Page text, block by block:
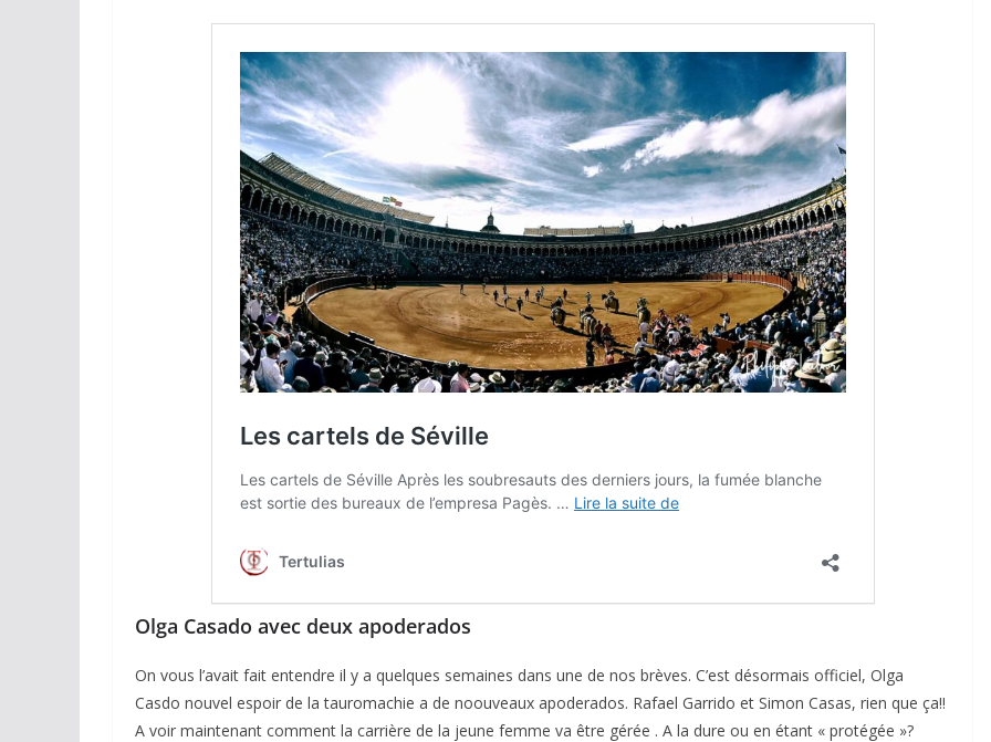
Olga Casado avec deux apoderados
On vous l’avait fait entendre il y a quelques semaines dans une de nos brèves. C’est désormais officiel, Olga
Casdo nouvel espoir de la tauromachie a de noouveaux apoderados. Rafael Garrido et Simon Casas, rien que ça!!
A voir maintenant comment la carrière de la jeune femme va être gérée . A la dure ou en étant « protégée »?
Arles : au seuil des
espérances.
02/04/2026 Olivier Castelnau
Istres : la feria des
18/06/2026 Olivier Castelnau